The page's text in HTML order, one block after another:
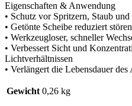
Eigenschaften & Anwendung
• Schutz vor Spritzern, Staub
• Getönte Scheibe reduziert
• Werkzeugloser, schneller
• Verbessert Sicht und
Lichtverhältnissen
• Verlängert die Lebensdauer
Gewicht 0,26 kg